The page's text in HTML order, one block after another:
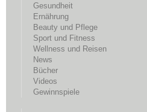
Gesundheit
Ernährung
Beauty und Pflege
Sport und Fitness
Wellness und Reisen
News
Bücher
Videos
Gewinnspiele